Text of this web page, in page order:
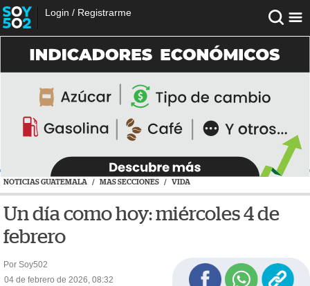
Login / Registrarme
NOTICIAS GUATEMALA / MAS SECCIONES / VIDA
Un día como hoy: miércoles 4 de
febrero
Por Soy502
04 de febrero de 2026, 08:32